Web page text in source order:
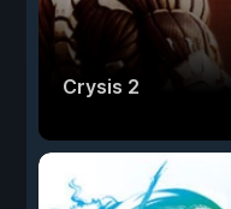
Crysis 2